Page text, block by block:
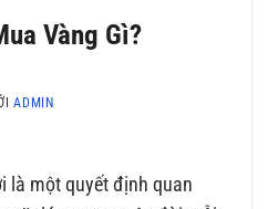
Vàng Gì?
ADMIN
là một quyết định quan